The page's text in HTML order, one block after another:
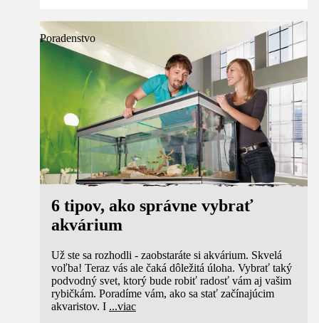
Poradenstvo
6 tipov, ako správne vybrať
akvárium
Už ste sa rozhodli - zaobstaráte si akvárium. Skvelá
voľba! Teraz vás ale čaká dôležitá úloha. Vybrať taký
podvodný svet, ktorý bude robiť radosť vám aj vašim
rybičkám. Poradíme vám, ako sa stať začínajúcim
akvaristov. I ...viac